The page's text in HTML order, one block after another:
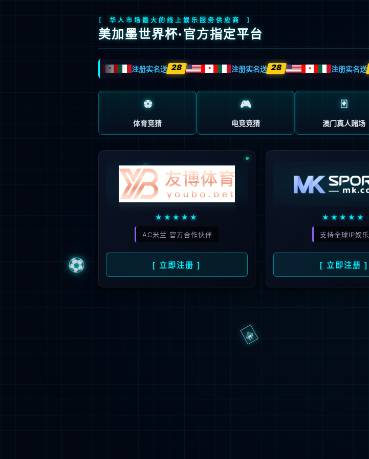
抱歉，页面无法访问...
可能原因：网址有错误 >请检查地址
网址已失效 >可能页面已删除，活动